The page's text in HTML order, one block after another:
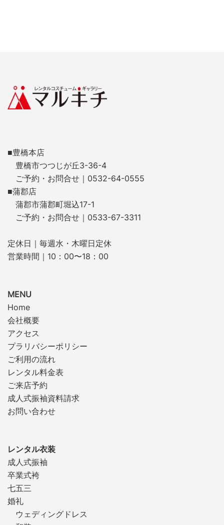
■豊橋本店
豊橋市つつじが丘3-36-4
ご予約・お問合せ｜0532-64-0555
■蒲郡店
蒲郡市蒲郡町堀込17-1
ご予約・お問合せ｜0533-67-3311
定休日｜毎週水・木曜日定休
営業時間｜10：00〜18：00
MENU
Home
会社概要
アクセス
プラリバシーポリシー
ご利用の流れ
レンタル料金表
ご来店予約
成人式振袖資料請求
お問い合わせ
レンタル衣装
成人式振袖
卒業式袴
七五三
婚礼
ウェディングドレス